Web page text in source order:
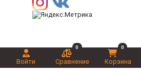
Войти
0
Сравнение
0
Корзина